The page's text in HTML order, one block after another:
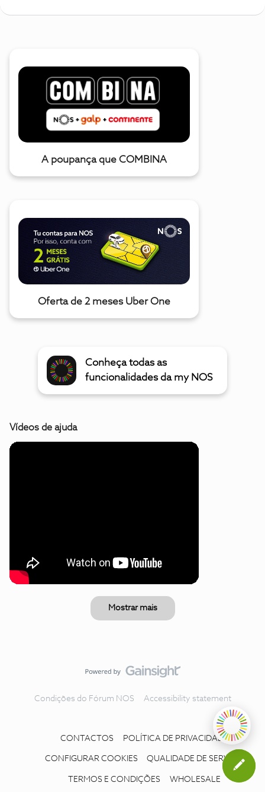
A poupança que COMBINA
Oferta de 2 meses Uber One
Conheça todas as
funcionalidades da my NOS
Vídeos de ajuda
Mostrar mais
Condições do Fórum NOS Accessibility statement
CONTACTOS POLÍTICA DE PRIVACIDADE
CONFIGURAR COOKIES QUALIDADE DE SERVIÇO
TERMOS E CONDIÇÕES WHOLESALE